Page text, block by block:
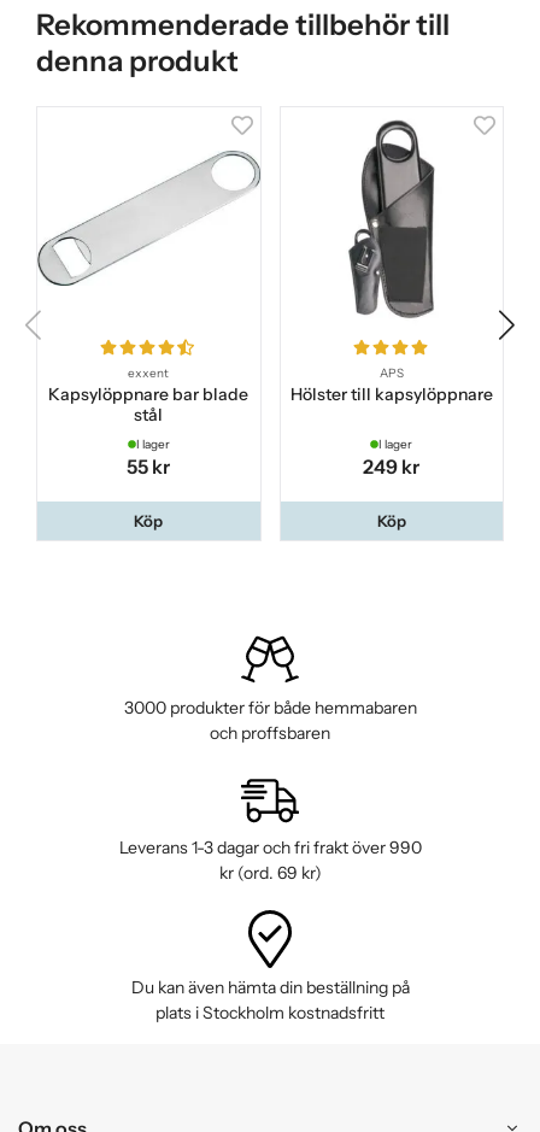
Rekommenderade tillbehör till
denna produkt
exxent
Kapsylöppnare bar blade
stål
I lager
55 kr
Köp
APS
Hölster till kapsylöppnare
I lager
249 kr
Köp
3000 produkter för både hemmabaren
och proffsbaren
Leverans 1-3 dagar och fri frakt över 990
kr (ord. 69 kr)
Du kan även hämta din beställning på
plats i Stockholm kostnadsfritt